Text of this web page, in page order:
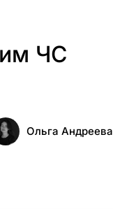
ЧС
Ольга Андреева